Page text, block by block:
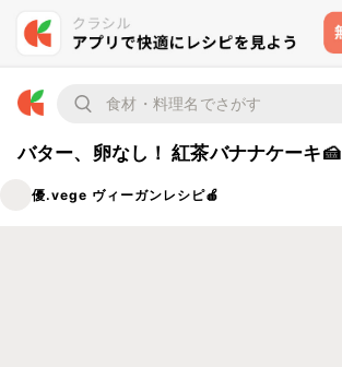
バター、卵なし！ 紅茶バナナケーキ🍰
優.vege ヴィーガンレシピ🍎